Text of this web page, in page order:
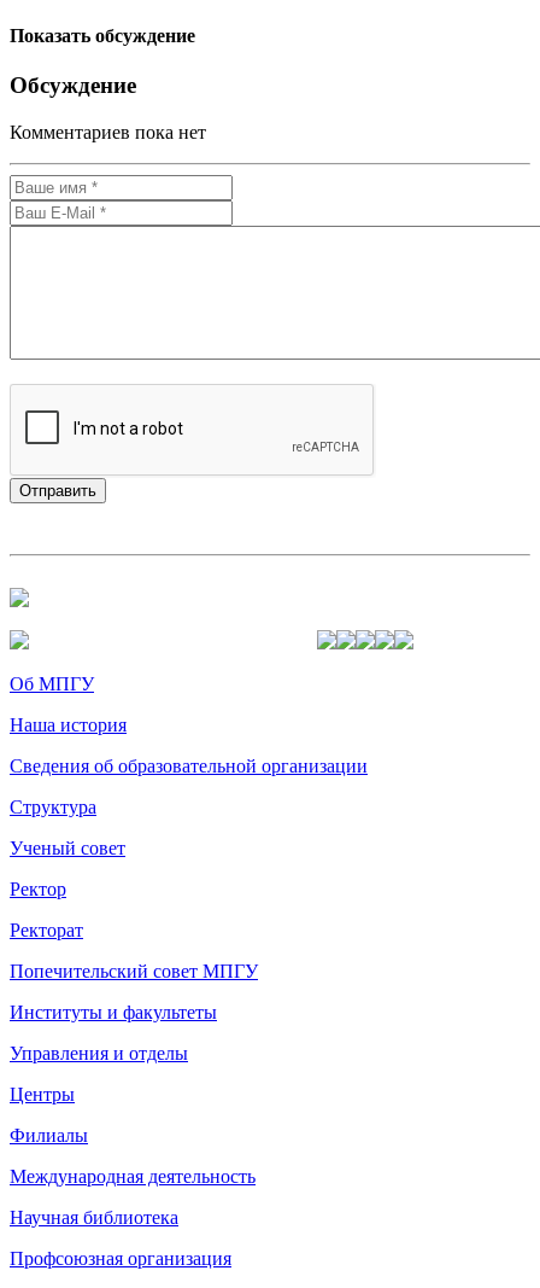
Показать обсуждение
Обсуждение
Комментариев пока нет
Об МПГУ
Наша история
Сведения об образовательной организации
Структура
Ученый совет
Ректор
Ректорат
Попечительский совет МПГУ
Институты и факультеты
Управления и отделы
Центры
Филиалы
Международная деятельность
Научная библиотека
Профсоюзная организация